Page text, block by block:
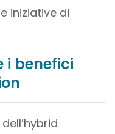
iniziative di
i benefici